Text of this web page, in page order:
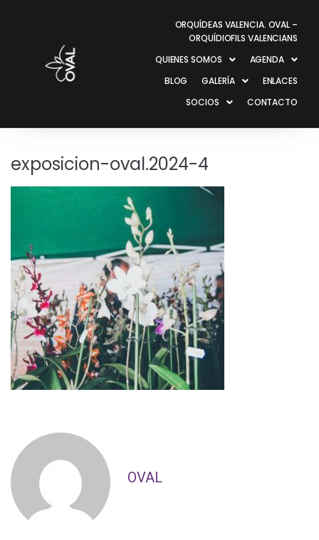
ORQUÍDEAS VALENCIA. OVAL –
ORQUÍDIOFILS VALENCIANS
QUIENES SOMOS
AGENDA
BLOG
GALERÍA
ENLACES
SOCIOS
CONTACTO
exposicion-oval.2024-4
OVAL